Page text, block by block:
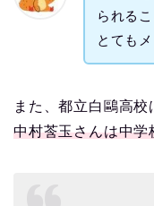
られるこ
とても
また、都立白鷗高校
中村莟玉さんは中